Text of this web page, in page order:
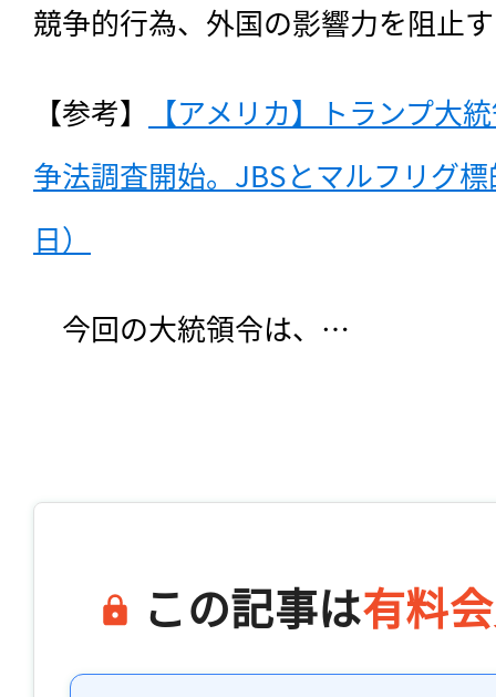
競争的行為、外国の影響力を阻止
【参考】
【アメリカ】トランプ大
争法調査開始。JBSとマルフリグ
日）
今回の大統領令は、…
この記事は有料